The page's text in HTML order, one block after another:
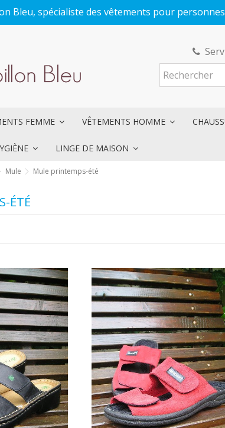
Bleu, spécialiste des vêtements pour
FEMME VÊTEMENTS HOMME
LINGE DE MAISON
Mule Mule printemps-été
ÉTÉ